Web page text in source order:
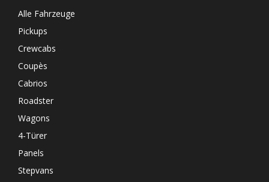
Alle Fahrzeuge
Pickups
Crewcabs
Coupès
Cabrios
Roadster
Wagons
4-Türer
Panels
Stepvans